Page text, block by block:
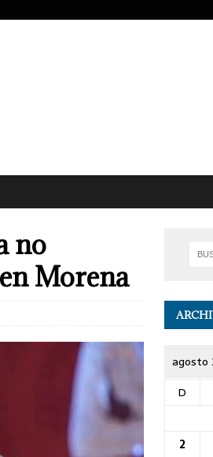
no
Morena
agosto
D
2